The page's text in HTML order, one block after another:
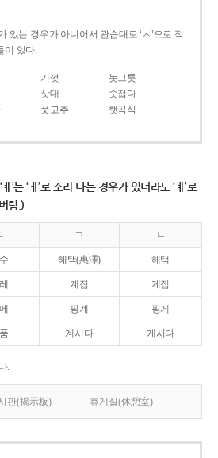
있는 경우가 아니어서 관습대로 ‘ㅅ’으로 적
이 있다.
기껏
놋그릇
삿대
숫접다
풋고추 햇곡식
’는 ‘ㅔ’로 소리 나는 경우가 있더라도 ‘ㅖ’로
림.)
ㄱ ㄴ
혜택(惠澤) 헤택
계집 게집
핑계 핑게
계시다 게시다
.
판(揭示板) 휴게실(休憩室)